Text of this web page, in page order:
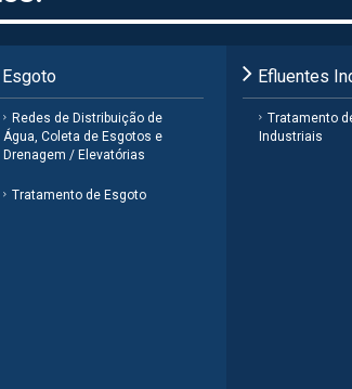
Esgoto
Redes de Distribuição de
Água, Coleta de Esgotos e
Drenagem / Elevatórias
Tratamento de Esgoto
Efluentes
Tratamento
Industriais